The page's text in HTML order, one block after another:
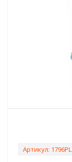
Артикул: 1796PL